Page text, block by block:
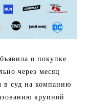
о покупке
через месяц
в суд на компанию
крупной